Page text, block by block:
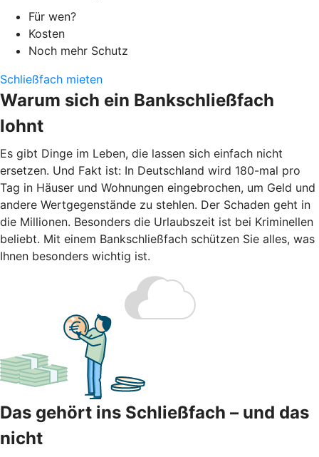
Für wen?
Kosten
Noch mehr Schutz
Schließfach mieten
Warum sich ein Bankschließfach
lohnt
Es gibt Dinge im Leben, die lassen sich einfach nicht
ersetzen. Und Fakt ist: In Deutschland wird 180-mal pro
Tag in Häuser und Wohnungen eingebrochen, um Geld und
andere Wertgegenstände zu stehlen. Der Schaden geht in
die Millionen. Besonders die Urlaubszeit ist bei Kriminellen
beliebt. Mit einem Bankschließfach schützen Sie alles, was
Ihnen besonders wichtig ist.
Das gehört ins Schließfach – und das
nicht